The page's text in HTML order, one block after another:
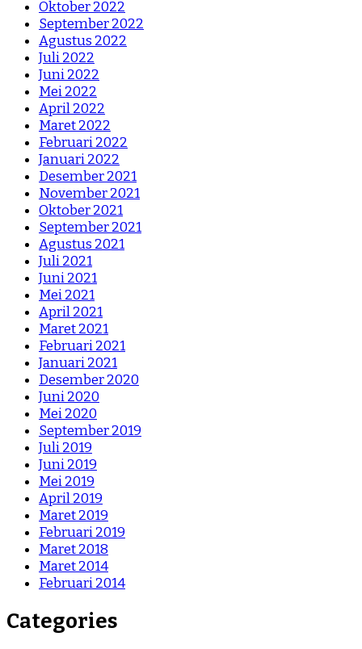
Oktober 2022
September 2022
Agustus 2022
Juli 2022
Juni 2022
Mei 2022
April 2022
Maret 2022
Februari 2022
Januari 2022
Desember 2021
November 2021
Oktober 2021
September 2021
Agustus 2021
Juli 2021
Juni 2021
Mei 2021
April 2021
Maret 2021
Februari 2021
Januari 2021
Desember 2020
Juni 2020
Mei 2020
September 2019
Juli 2019
Juni 2019
Mei 2019
April 2019
Maret 2019
Februari 2019
Maret 2018
Maret 2014
Februari 2014
Categories